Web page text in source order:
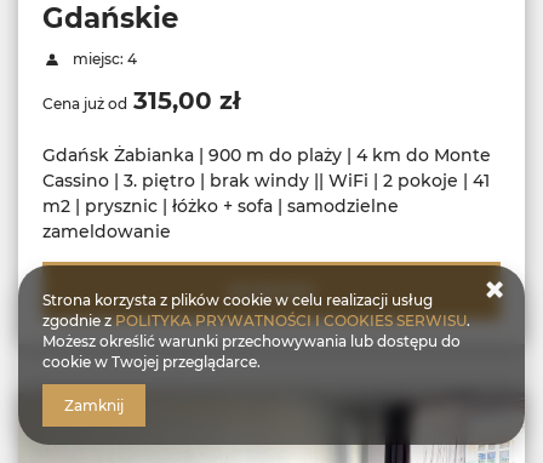
Gdańskie
miejsc: 4
Cena już od 315,00 zł
Gdańsk Żabianka | 900 m do plaży | 4 km do Monte
Cassino | 3. piętro | brak windy || WiFi | 2 pokoje | 41
m2 | prysznic | łóżko + sofa | samodzielne
zameldowanie
SZCZEGÓŁY
Strona korzysta z plików cookie w celu realizacji usług
zgodnie zPOLITYKA PRYWATNOŚCI I COOKIES SERWISU.
Możesz określić warunki przechowywania lub dostępu do
cookie w Twojej przeglądarce.
Zamknij